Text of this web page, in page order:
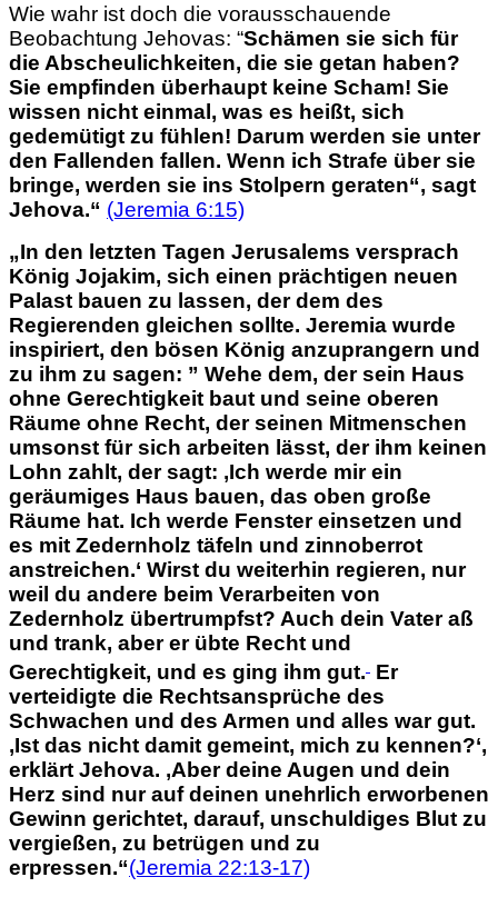
Wie wahr ist doch die vorausschauende
Beobachtung Jehovas: “Schämen sie sich für
die Abscheulichkeiten, die sie getan haben?
Sie empfinden überhaupt keine Scham! Sie
wissen nicht einmal, was es heißt, sich
gedemütigt zu fühlen! Darum werden sie unter
den Fallenden fallen. Wenn ich Strafe über sie
bringe, werden sie ins Stolpern geraten“, sagt
Jehova.“ (Jeremia 6:15)
„In den letzten Tagen Jerusalems versprach
König Jojakim, sich einen prächtigen neuen
Palast bauen zu lassen, der dem des
Regierenden gleichen sollte. Jeremia wurde
inspiriert, den bösen König anzuprangern und
zu ihm zu sagen: ” Wehe dem, der sein Haus
ohne Gerechtigkeit baut und seine oberen
Räume ohne Recht, der seinen Mitmenschen
umsonst für sich arbeiten lässt, der ihm keinen
Lohn zahlt, der sagt: ‚Ich werde mir ein
geräumiges Haus bauen, das oben große
Räume hat. Ich werde Fenster einsetzen und
es mit Zedernholz täfeln und zinnoberrot
anstreichen.‘ Wirst du weiterhin regieren, nur
weil du andere beim Verarbeiten von
Zedernholz übertrumpfst? Auch dein Vater aß
und trank, aber er übte Recht und
Gerechtigkeit, und es ging ihm gut. Er
verteidigte die Rechtsansprüche des
Schwachen und des Armen und alles war gut.
‚Ist das nicht damit gemeint, mich zu kennen?‘,
erklärt Jehova. ‚Aber deine Augen und dein
Herz sind nur auf deinen unehrlich erworbenen
Gewinn gerichtet, darauf, unschuldiges Blut zu
vergießen, zu betrügen und zu
erpressen.“(Jeremia 22:13-17)